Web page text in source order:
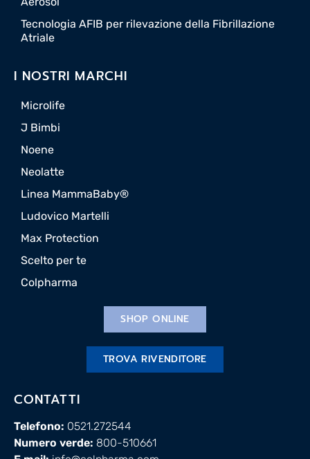
Tecnologia AFIB per rilevazione della Fibrillazione
Atriale
I NOSTRI MARCHI
Microlife
J Bimbi
Noene
Neolatte
Linea MammaBaby®
Ludovico Martelli
Max Protection
Scelto per te
Colpharma
SHOP ONLINE
TROVA RIVENDITORE
CONTATTI
Telefono: 0521.272544
Numero verde: 800-510661